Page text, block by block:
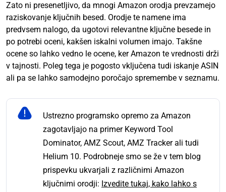
Zato ni presenetljivo, da mnogi Amazon orodja prevzamejo
raziskovanje ključnih besed. Orodje te namene ima
predvsem nalogo, da ugotovi relevantne ključne besede in
po potrebi oceni, kakšen iskalni volumen imajo. Takšne
ocene so lahko vedno le ocene, ker Amazon te vrednosti drži
v tajnosti. Poleg tega je pogosto vključena tudi iskanje ASIN
ali pa se lahko samodejno poročajo spremembe v seznamu.
Ustrezno programsko opremo za Amazon
zagotavljajo na primer Keyword Tool
Dominator, AMZ Scout, AMZ Tracker ali tudi
Helium 10. Podrobneje smo se že v tem blog
prispevku ukvarjali z različnimi Amazon
ključnimi orodji: Izvedite tukaj, kako lahko s